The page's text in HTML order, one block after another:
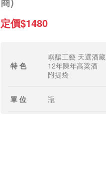
定價$1480
特 色
嶼釀工藝 天選酒藏
12年陳年高粱酒
附提袋
單 位 瓶